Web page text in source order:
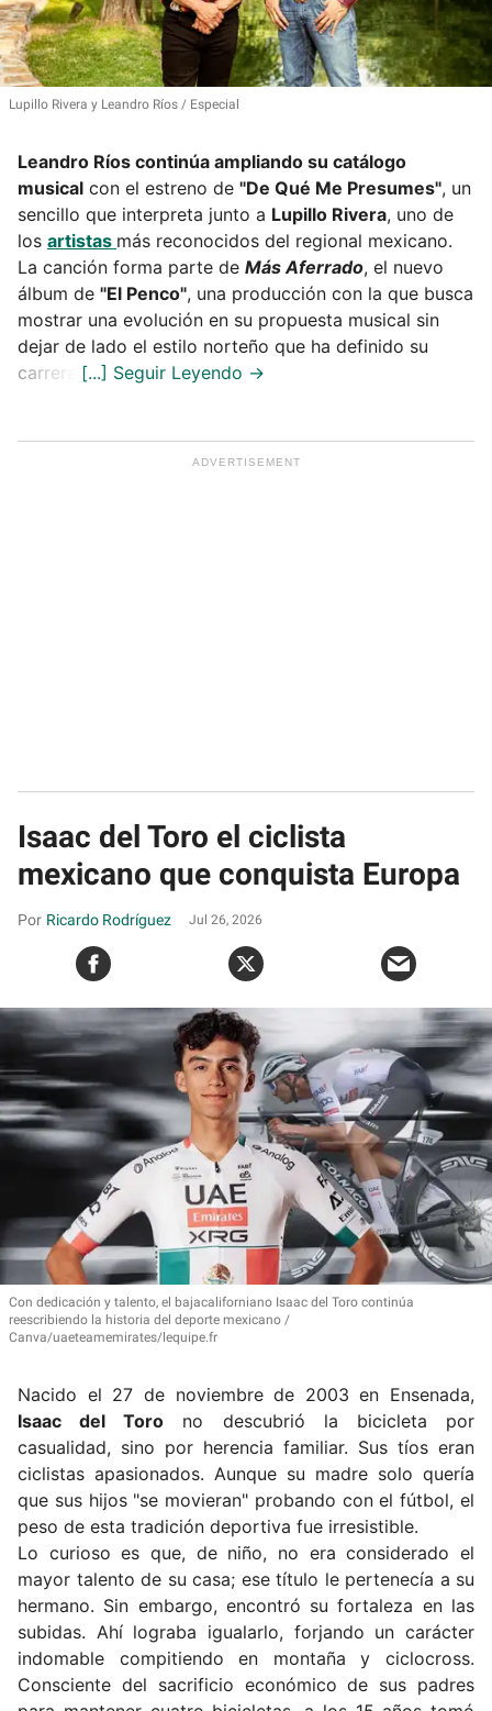
Lupillo Rivera y Leandro Ríos Especial
Leandro Ríos continúa ampliando su catálogo
musical con el estreno de "De Qué Me Presumes", un
sencillo que interpreta junto a Lupillo Rivera, uno de
los artistas más reconocidos del regional mexicano.
La canción forma parte de Más Aferrado, el nuevo
álbum de "El Penco", una producción con la que busca
mostrar una evolución en su propuesta musical sin
dejar de lado el estilo norteño que ha definido su
carrera.
Isaac del Toro el ciclista
mexicano que conquista Europa
Ricardo Rodríguez Jul 26, 2026
Con dedicación y talento, el bajacaliforniano Isaac del Toro continúa
reescribiendo la historia del deporte mexicano
Canva/uaeteamemirates/lequipe.fr
Nacido el 27 de noviembre de 2003 en Ensenada,
Isaac del Toro no descubrió la bicicleta por
casualidad, sino por herencia familiar. Sus tíos eran
ciclistas apasionados. Aunque su madre solo quería
que sus hijos "se movieran" probando con el fútbol, el
peso de esta tradición deportiva fue irresistible.
Lo curioso es que, de niño, no era considerado el
mayor talento de su casa; ese título le pertenecía a su
hermano. Sin embargo, encontró su fortaleza en las
subidas. Ahí lograba igualarlo, forjando un carácter
indomable compitiendo en montaña y ciclocross.
Consciente del sacrificio económico de sus padres